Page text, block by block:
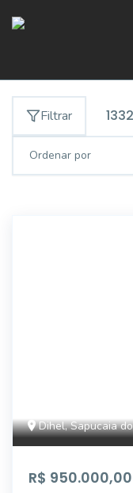
Filtrar 1332
Ordenar por
Dihel, Sapucaia
R$ 950.000,00